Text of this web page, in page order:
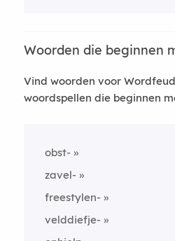
Woorden die beginnen
Vind woorden voor
woordspellen die beginnen
obst-
zavel-
freestylen-
velddiefje-